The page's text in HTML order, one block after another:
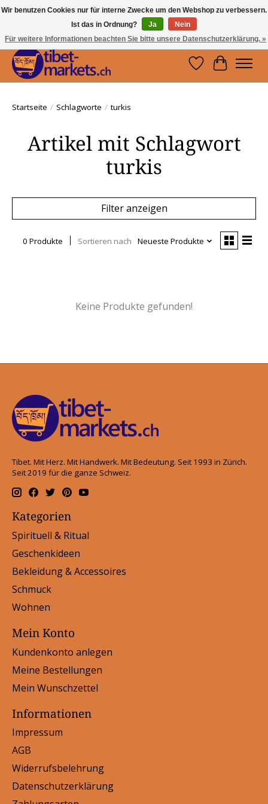
Handwerkskunst vom Dach der Welt.
Holen Sie sich ein Stück Tibet.
Wunschzettel
Ihr
Startseite / Schlagworte / turkis
Artikel mit Schlagwort
turkis
Filter anzeigen
0 Produkte Sortieren nach Neueste Produkte
Keine Produkte gefunden!
Tibet. Mit Herz. Mit Handwerk. Mit Bedeutung. Seit 1993 in Zürich.
Seit 2019 für die ganze Schweiz.
Kategorien
Spirituell & Ritual
Geschenkideen
Bekleidung & Accessoires
Schmuck
Wohnen
Mein Konto
Kundenkonto anlegen
Meine Bestellungen
Mein Wunschzettel
Informationen
Impressum
AGB
Widerrufsbelehrung
Datenschutzerklärung
Wir benutzen Cookies nur für interne Zwecke um den Webshop zu verbessern.
Ist das in Ordnung?
Ja
Nein
Für weitere Informationen beachten Sie bitte unsere Datenschutzerklärung. »